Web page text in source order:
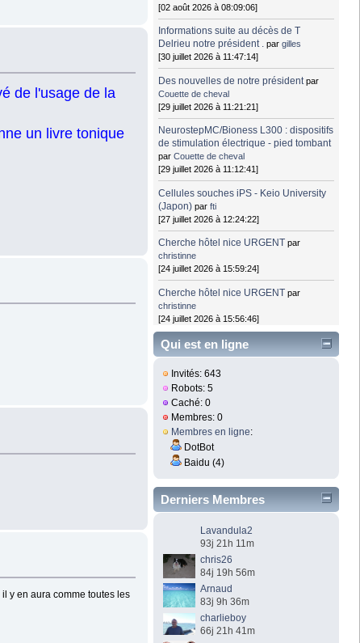
de l'usage de la
un livre tonique
y en aura comme toutes les
[02 août 2026 à 08:09:06]
Informations suite au décès de T
Delrieu notre président . pargilles
[30 juillet 2026 à 11:47:14]
Des nouvelles de notre président par
Couette de cheval
[29 juillet 2026 à 11:21:21]
NeurostepMC/Bioness L300 : dispositifs
de stimulation électrique - pied tombant
parCouette de cheval
[29 juillet 2026 à 11:12:41]
Cellules souches iPS - Keio University
(Japon) parfti
[27 juillet 2026 à 12:24:22]
Cherche hôtel nice URGENT par
christinne
[24 juillet 2026 à 15:59:24]
Cherche hôtel nice URGENT par
christinne
[24 juillet 2026 à 15:56:46]
Qui est en ligne
Invités: 643
Robots: 5
Caché: 0
Membres: 0
Membres en ligne:
DotBot
Baidu (4)
Derniers Membres
Lavandula2
93j 21h 11m
chris26
84j 19h 56m
Arnaud
83j 9h 36m
charlieboy
66j 21h 41m